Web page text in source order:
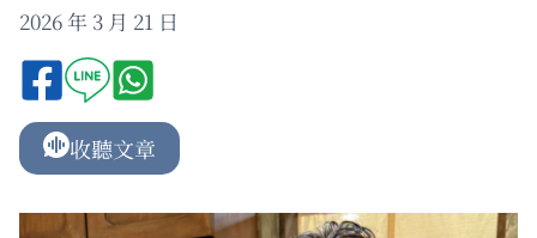
2026 年 3 月 21 日
收聽文章